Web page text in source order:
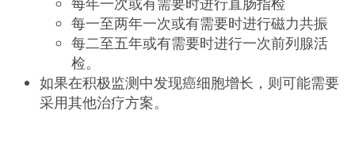
每一至两年一次或有需要时进行磁力共振
每二至五年或有需要时进行一次前列腺活
检。
如果在积极监测中发现癌细胞增长，则可能需要
采用其他治疗方案。